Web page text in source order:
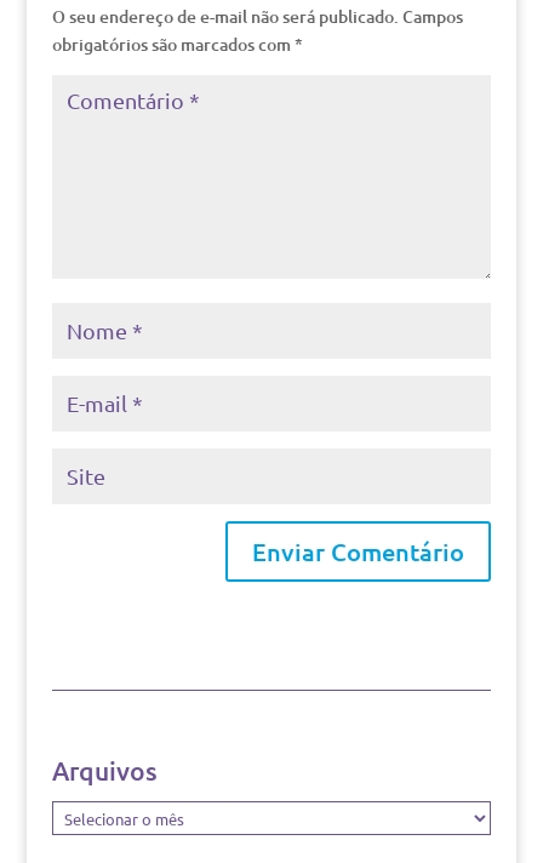
O seu endereço de e-mail não será publicado. Campos
obrigatórios são marcados com *
Arquivos
Arquivos